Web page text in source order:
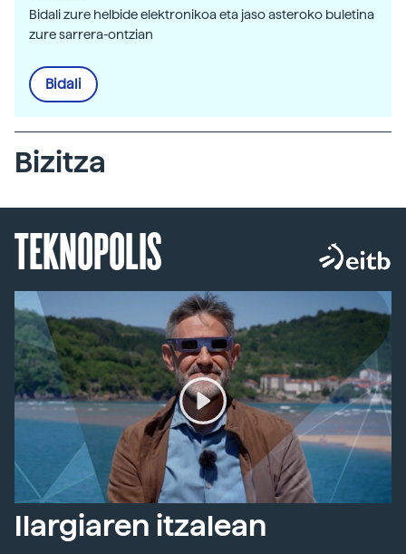
Bidali zure helbide elektronikoa eta jaso asteroko buletina
zure sarrera-ontzian
Bidali
Bizitza
TEKNOPOLIS
Ilargiaren itzalean